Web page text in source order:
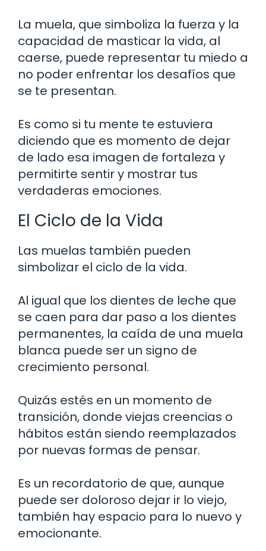
La muela, que simboliza la fuerza y la
capacidad de masticar la vida, al
caerse, puede representar tu miedo a
no poder enfrentar los desafíos que
se te presentan.
Es como si tu mente te estuviera
diciendo que es momento de dejar
de lado esa imagen de fortaleza y
permitirte sentir y mostrar tus
verdaderas emociones.
El Ciclo de la Vida
Las muelas también pueden
simbolizar el ciclo de la vida.
Al igual que los dientes de leche que
se caen para dar paso a los dientes
permanentes, la caída de una muela
blanca puede ser un signo de
crecimiento personal.
Quizás estés en un momento de
transición, donde viejas creencias o
hábitos están siendo reemplazados
por nuevas formas de pensar.
Es un recordatorio de que, aunque
puede ser doloroso dejar ir lo viejo,
también hay espacio para lo nuevo y
emocionante.